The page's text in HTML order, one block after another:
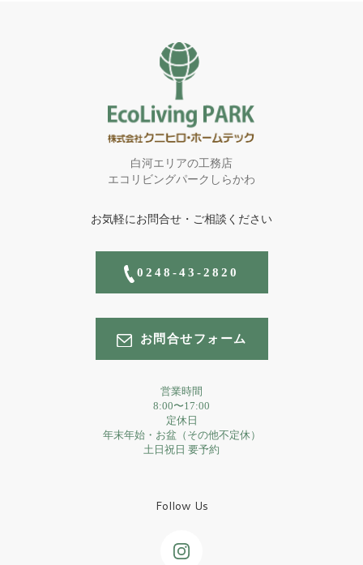
白河エリアの工務店
エコリビングパークしらかわ
お気軽にお問合せ・ご相談ください
0248-43-2820
お問合せフォーム
営業時間
8:00〜17:00
定休日
年末年始・お盆（その他不定休）
土日祝日 要予約
Follow Us